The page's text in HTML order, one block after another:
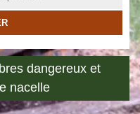
dangereux et
nacelle